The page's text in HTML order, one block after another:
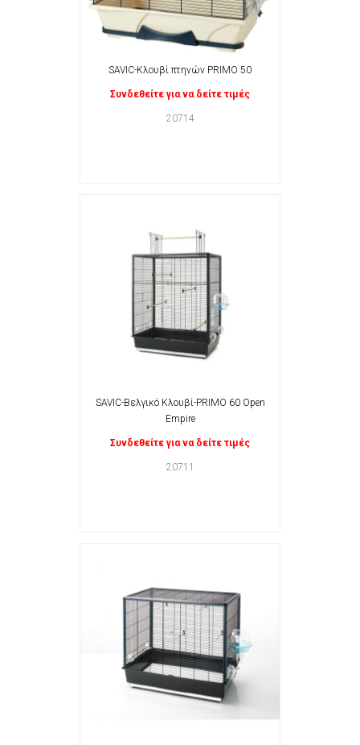
SAVIC-Κλουβί πτηνών PRIMO 50
Συνδεθείτε για να δείτε τιμές
20714
SAVIC-Βελγικό Κλουβί-PRIMO 60 Open
Empire
Συνδεθείτε για να δείτε τιμές
20711